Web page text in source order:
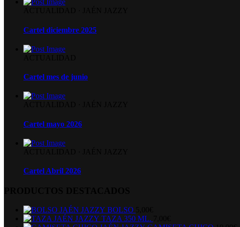
Cartel diciembre 2025
Cartel mes de junio
Cartel mayo 2026
Cartel Abril 2026
BOLSO
TAZA 350 ML.